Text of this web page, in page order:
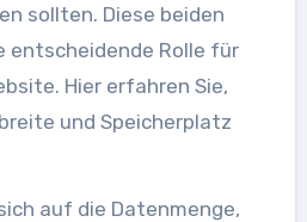
sollten. Diese beiden
entscheidende Rolle für
Hier erfahren Sie,
und Speicherplatz
auf die Datenmenge,